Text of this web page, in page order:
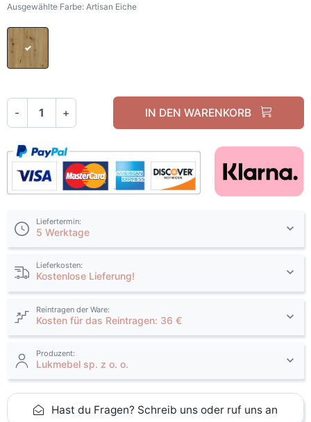
Ausgewählte Farbe: Artisan Eiche
Artisan Eiche
- + IN DEN WARENKORB
Liefertermin:
5 Werktage
Lieferkosten:
Kostenlose Lieferung!
Reintragen der Ware:
Kosten für das Reintragen: 36 €
Produzent:
Lukmebel sp. z o. o.
Hast du Fragen? Schreib uns oder ruf uns an